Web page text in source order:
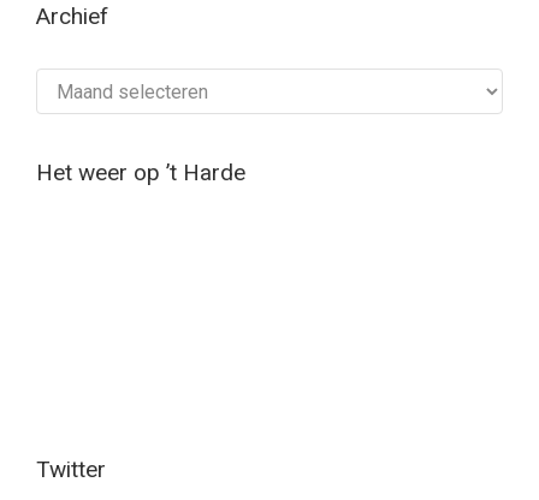
Archief
Het weer op ’t Harde
Twitter